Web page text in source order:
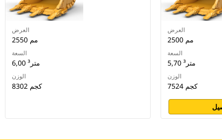
العرض
2550 مم
السعة
6,00 متر³
الوزن
8302 كجم
العرض
2500 مم
السعة
5,70 متر³
الوزن
7524 كجم